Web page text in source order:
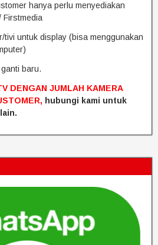
hanya perlu menyediakan
Firstmedia
tivi untuk display (bisa menggunakan
baru.
DENGAN JUMLAH KAMERA
hubungi kami untuk